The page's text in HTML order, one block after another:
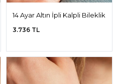
14 Ayar Altın İpli Kalpli Bileklik
3.736 TL